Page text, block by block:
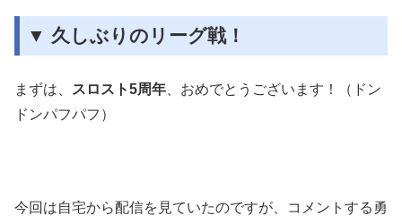
▼ 久しぶりのリーグ戦！
まずは、 スロスト5周年 、おめでとうございます！（ドン
ドンパフパフ）
今回は自宅から配信を見ていたのですが、コメントする勇